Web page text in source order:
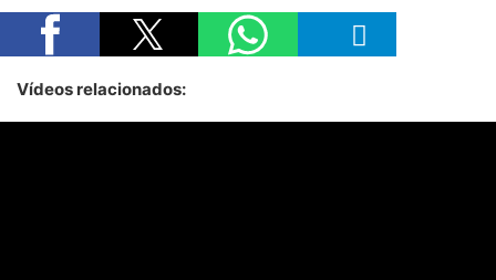
Vídeos relacionados: